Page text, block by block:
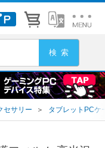
セサリー ＞ タブレットPCケ